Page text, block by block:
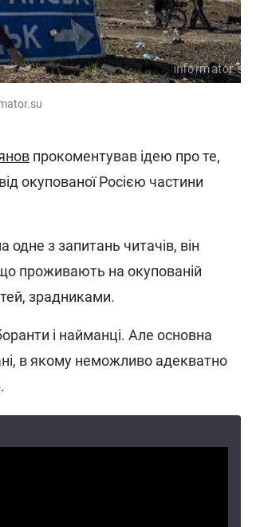
прокоментував ідею про те,
окупованої Росією частини
одне з запитань читачів, він
проживають на окупованій
зрадниками.
і найманці. Але основна
в якому неможливо адекватно